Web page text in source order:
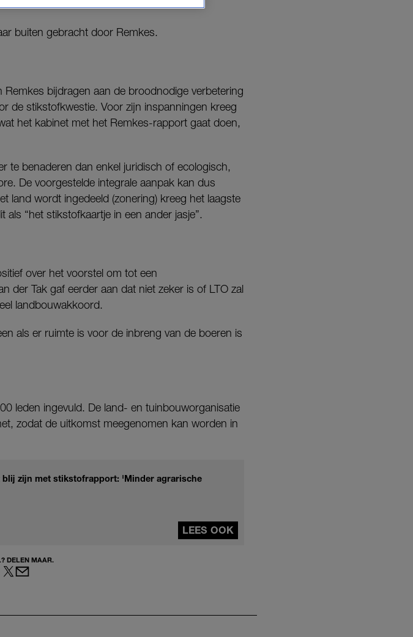
buiten gebracht door Remkes.
bijdragen aan de broodnodige verbetering
de stikstofkwestie. Voor zijn inspanningen kreeg
het kabinet met het Remkes-rapport gaat doen,
te benaderen dan enkel juridisch of ecologisch,
De voorgestelde integrale aanpak kan dus
land wordt ingedeeld (zonering) kreeg het laagste
“het stikstofkaartje in een ander jasje”.
over het voorstel om tot een
der Tak gaf eerder aan dat niet zeker is of LTO zal
landbouwakkoord.
als er ruimte is voor de inbreng van de boeren is
leden ingevuld. De land- en tuinbouworganisatie
zodat de uitkomst meegenomen kan worden in
blij zijn met stikstofrapport: 'Minder agrarische
LEES OOK
DELEN MAAR.